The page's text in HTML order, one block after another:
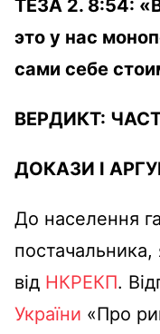
ТЕЗА 2. 8:54:
это у нас
сами себе
ВЕРДИКТ:
ДОКАЗИ І
До населення
постачальника,
від НКРЕКП.
України «Про